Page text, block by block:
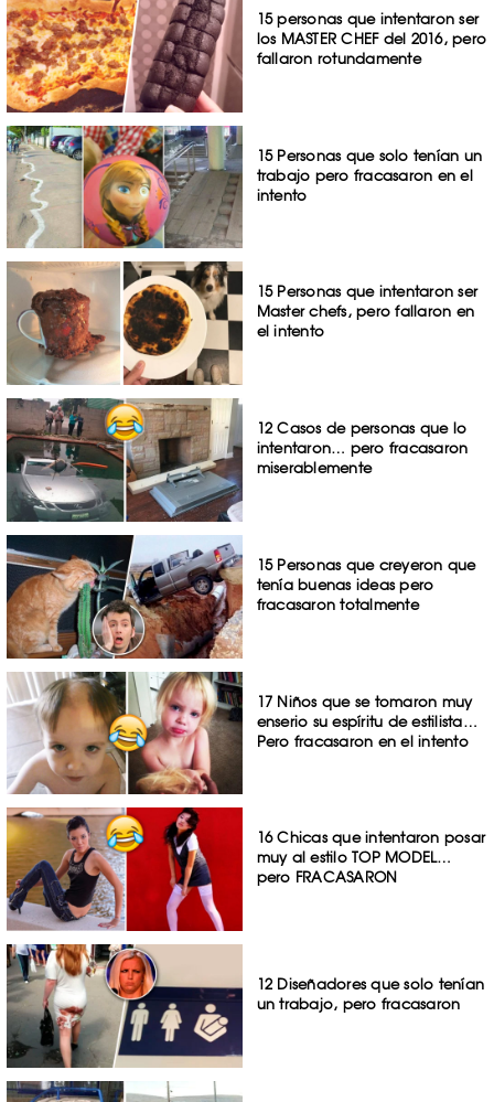
15 personas que intentaron ser
los MASTER CHEF del 2016, pero
fallaron rotundamente
15 Personas que solo tenían un
trabajo pero fracasaron en el
intento
15 Personas que intentaron ser
Master chefs, pero fallaron en
el intento
12 Casos de personas que lo
intentaron… pero fracasaron
miserablemente
15 Personas que creyeron que
tenía buenas ideas pero
fracasaron totalmente
17 Niños que se tomaron muy
enserio su espíritu de estilista…
Pero fracasaron en el intento
16 Chicas que intentaron posar
muy al estilo TOP MODEL…
pero FRACASARON
12 Diseñadores que solo tenían
un trabajo, pero fracasaron